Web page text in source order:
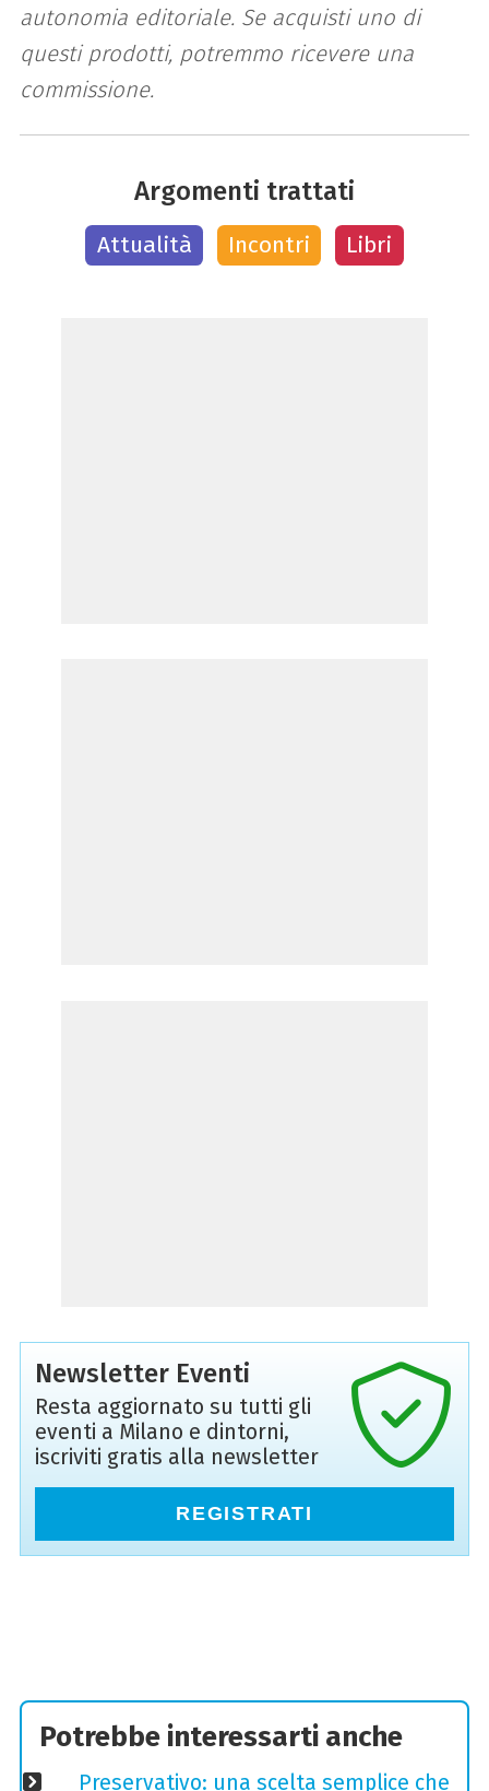
autonomia editoriale. Se acquisti uno di
questi prodotti, potremmo ricevere una
commissione.
Argomenti trattati
Attualità Incontri Libri
Newsletter Eventi
Resta aggiornato su tutti gli
eventi a Milano e dintorni,
iscriviti gratis alla newsletter
REGISTRATI
Potrebbe interessarti anche
Preservativo: una scelta semplice che